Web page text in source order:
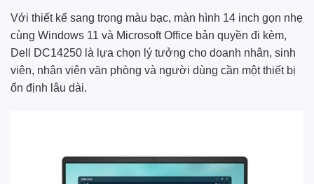
Với thiết kế sang trọng màu bạc, màn hình 14 inch gọn nhẹ
cùng Windows 11 và Microsoft Office bản quyền đi kèm,
Dell DC14250 là lựa chọn lý tưởng cho doanh nhân, sinh
viên, nhân viên văn phòng và người dùng cần một thiết bị
ổn định lâu dài.